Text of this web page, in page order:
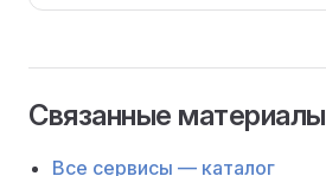
Связанные материалы
Все сервисы — каталог